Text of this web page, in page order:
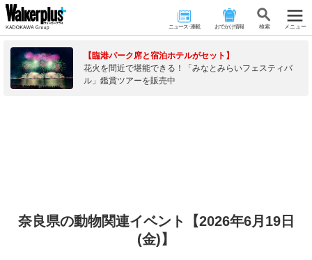
ニュース･連載 おでかけ情報 検 索 メニュー
【臨港パーク席と宿泊ホテルがセット】
花火を間近で堪能できる！「みなとみらいフェスティバ
ル」鑑賞ツアーを販売中
奈良県の動物関連イベント【2026年6月19日
(金)】